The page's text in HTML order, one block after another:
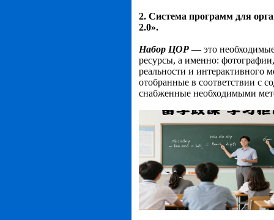
2. Система программ для
2.0».
Набор ЦОР — это
ресурсы, а именно:
реальности и интерактивного
отобранные в соответствии с
снабженные необходимыми